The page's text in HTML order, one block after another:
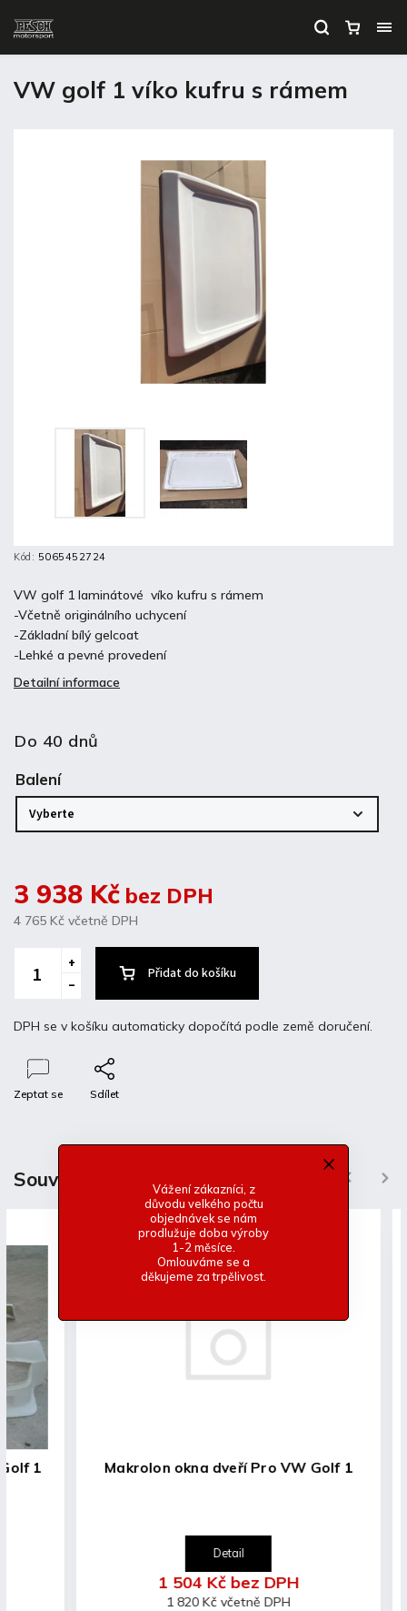
Vážení zákazníci, z
důvodu velkého počtu
objednávek se nám
prodlužuje doba výroby
1-2 měsíce.
Omlouváme se a
děkujeme za trpělivost.
VW golf 1 víko kufru s rámem
Kód: 5065452724
VW golf 1 laminátové víko kufru s rámem
-Včetně originálního uchycení
-Základní bílý gelcoat
-Lehké a pevné provedení
Detailní informace
Do 40 dnů
3 938 Kč bez DPH
4 765 Kč včetně DPH
Přidat do košíku
DPH se v košíku automaticky dopočítá podle země doručení.
Balení
Zeptat se Sdílet
Detailní popis produktu
VW golf 1 laminátové víko kufru s rámem
-Včetně originálního uchycení
Související produkty Previous
Makrolon okna dveří Pro VW Golf 1
1 820 Kč včetně DPH
1 504 Kč bez DPH
Next